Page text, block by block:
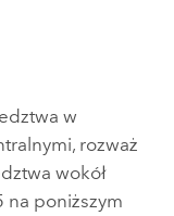
w
, rozważ
wokół
na poniższym